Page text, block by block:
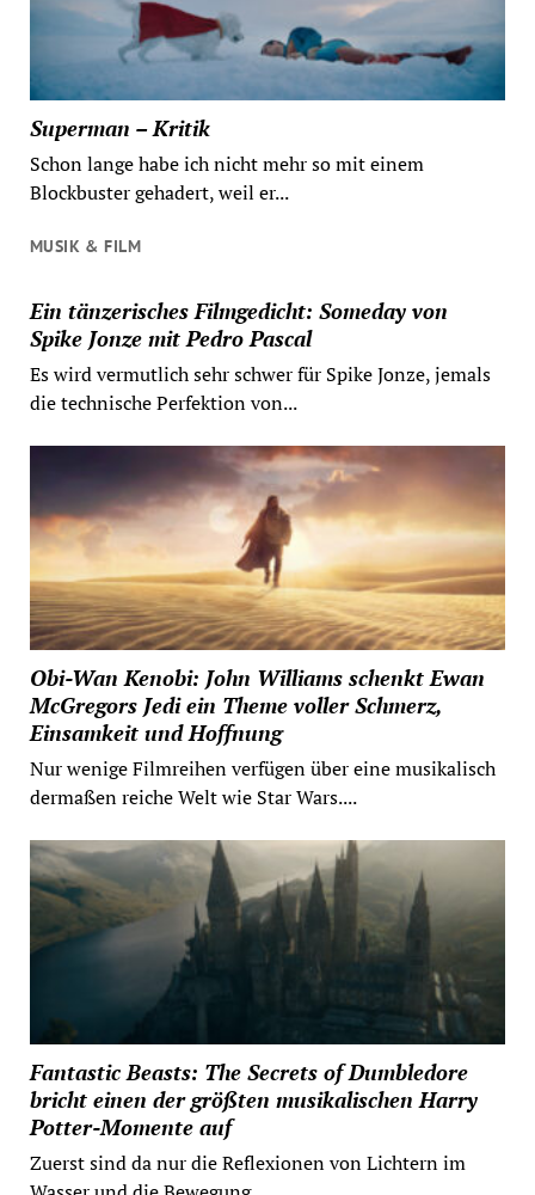
Superman – Kritik
Schon lange habe ich nicht mehr so mit einem
Blockbuster gehadert, weil er...
MUSIK & FILM
Ein tänzerisches Filmgedicht: Someday von
Spike Jonze mit Pedro Pascal
Es wird vermutlich sehr schwer für Spike Jonze, jemals
die technische Perfektion von...
Obi-Wan Kenobi: John Williams schenkt Ewan
McGregors Jedi ein Theme voller Schmerz,
Einsamkeit und Hoffnung
Nur wenige Filmreihen verfügen über eine musikalisch
dermaßen reiche Welt wie Star Wars....
Fantastic Beasts: The Secrets of Dumbledore
bricht einen der größten musikalischen Harry
Potter-Momente auf
Zuerst sind da nur die Reflexionen von Lichtern im